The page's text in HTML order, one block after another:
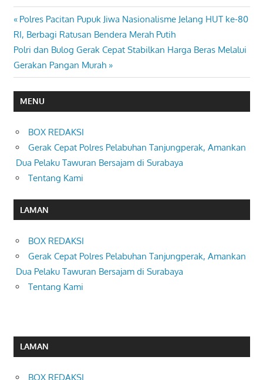
Navigasi
pos
Previous
Post:
Polres Pacitan Pupuk Jiwa Nasionalisme Jelang HUT ke-80
RI, Berbagi Ratusan Bendera Merah Putih
Next
Post:
Polri dan Bulog Gerak Cepat Stabilkan Harga Beras Melalui
Gerakan Pangan Murah
MENU
BOX REDAKSI
Gerak Cepat Polres Pelabuhan Tanjungperak, Amankan
Dua Pelaku Tawuran Bersajam di Surabaya
Tentang Kami
LAMAN
BOX REDAKSI
Gerak Cepat Polres Pelabuhan Tanjungperak, Amankan
Dua Pelaku Tawuran Bersajam di Surabaya
Tentang Kami
LAMAN
BOX REDAKSI